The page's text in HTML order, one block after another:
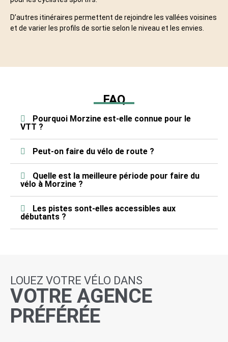
D’autres itinéraires permettent de rejoindre les vallées voisines
et de varier les profils de sortie selon le niveau et les envies.
FAQ
Pourquoi Morzine est-elle connue pour le
VTT ?
Peut-on faire du vélo de route ?
Quelle est la meilleure période pour faire du
vélo à Morzine ?
Les pistes sont-elles accessibles aux
débutants ?
LOUEZ VOTRE VÉLO DANS
VOTRE AGENCE
PRÉFÉRÉE